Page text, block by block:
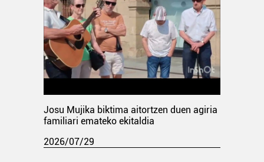
Josu Mujika biktima aitortzen duen agiria
familiari emateko ekitaldia
2026/07/29